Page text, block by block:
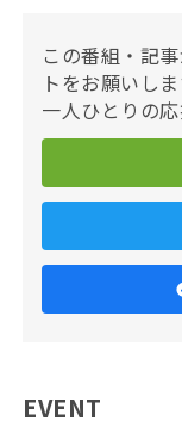
この番組・記
トをお願いしま
一人ひとりの
EVENT